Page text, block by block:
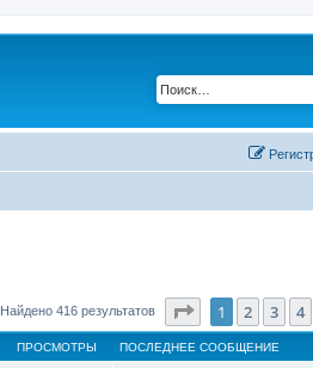
Найдено 416 результатов Страница1 из
1 2 3 4
ПРОСМОТРЫ ПОСЛЕДНЕЕ СООБЩЕНИЕ